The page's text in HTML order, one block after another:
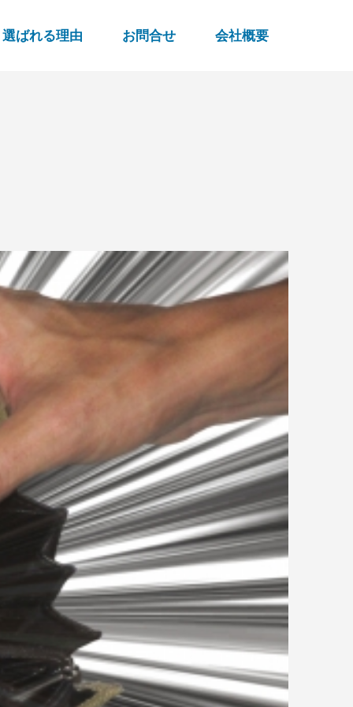
選ばれる理由 お問合せ 会社概要